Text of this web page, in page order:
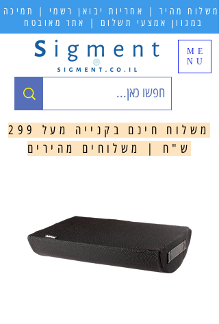
ME
NU
משלוח מהיר | אחריות יבואן רשמי | תמיכה
במגוון אמצעי תשלום | אתר מאובטח
משלוח חינם בקנייה מעל 299
ש"ח | משלוחים מהירים